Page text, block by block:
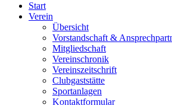
Start
Verein
Übersicht
Vorstandschaft &
Mitgliedschaft
Vereinschronik
Vereinszeitschrift
Clubgaststätte
Sportanlagen
Kontaktformular